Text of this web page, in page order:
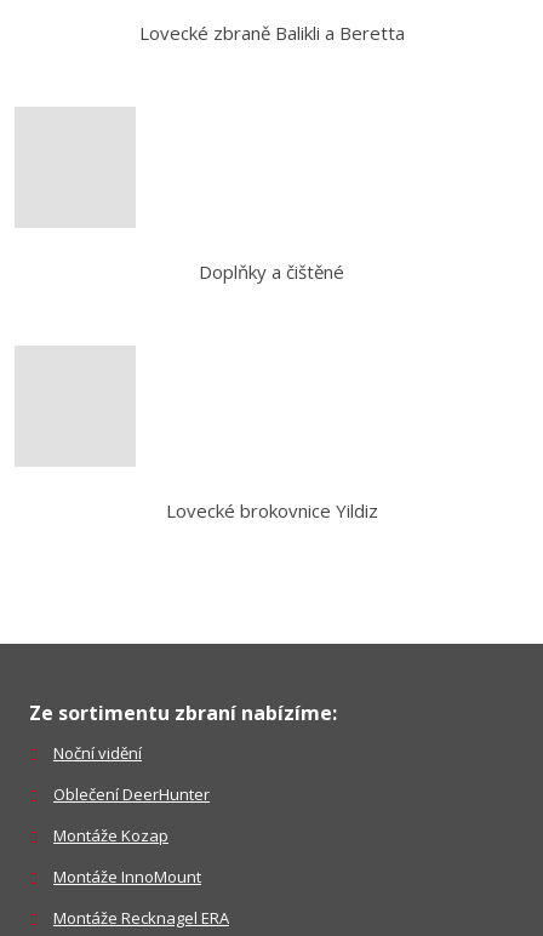
Lovecké zbraně Balikli a Beretta
Doplňky a čištěné
Lovecké brokovnice Yildiz
Ze sortimentu zbraní nabízíme:
Noční vidění
Oblečení DeerHunter
Montáže Kozap
Montáže InnoMount
Montáže Recknagel ERA